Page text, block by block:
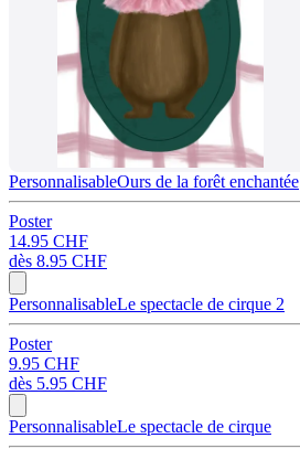
PersonnalisableOurs de la forêt enchantée
Poster
14.95 CHF
dès 8.95 CHF
PersonnalisableLe spectacle de cirque 2
Poster
9.95 CHF
dès 5.95 CHF
PersonnalisableLe spectacle de cirque